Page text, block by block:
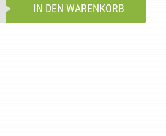
IN DEN WARENKORB